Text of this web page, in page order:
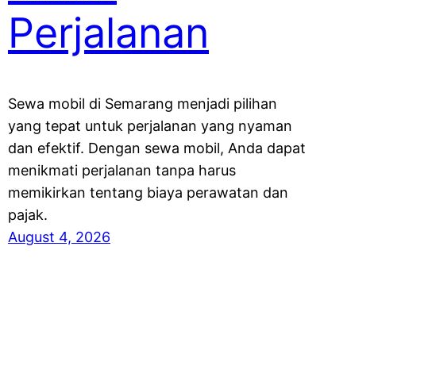
Perjalanan
Sewa mobil di Semarang menjadi pilihan
yang tepat untuk perjalanan yang nyaman
dan efektif. Dengan sewa mobil, Anda dapat
menikmati perjalanan tanpa harus
memikirkan tentang biaya perawatan dan
pajak.
August 4, 2026